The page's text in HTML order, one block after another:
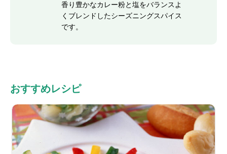
香り豊かなカレー粉と塩をバランスよ
くブレンドしたシーズニングスパイス
です。
おすすめレシピ